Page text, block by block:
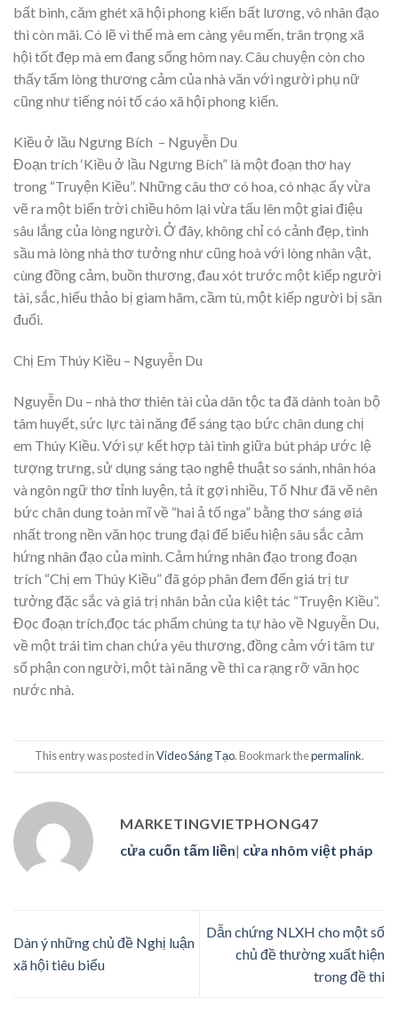
bất bình, căm ghét xã hội phong kiến bất lương, vô nhân đạo
thì còn mãi. Có lẽ vì thế mà em càng yêu mến, trân trọng xã
hội tốt đẹp mà em đang sống hôm nay. Câu chuyện còn cho
thấy tấm lòng thương cảm của nhà văn với người phụ nữ
cũng như tiếng nói tố cáo xã hội phong kiến.
Kiều ở lầu Ngưng Bích – Nguyễn Du
Đoạn trích ‘Kiều ở lầu Ngưng Bích” là một đoạn thơ hay
trong “Truyện Kiều”. Những câu thơ có hoa, có nhạc ấy vừa
vẽ ra một biển trời chiều hôm lại vừa tấu lên một giai điệu
sâu lắng của lòng người. Ở đây, không chỉ có cảnh đẹp, tình
sầu mà lòng nhà thơ tưởng như cũng hoà với lòng nhân vật,
cùng đồng cảm, buồn thương, đau xót trước một kiếp người
tài, sắc, hiếu thảo bị giam hãm, cầm tù, một kiếp người bị săn
đuổi.
Chị Em Thúy Kiều – Nguyễn Du
Nguyễn Du – nhà thơ thiên tài của dân tộc ta đã dành toàn bộ
tâm huyết, sức lực tài năng để sáng tạo bức chân dung chị
em Thúy Kiều. Với sự kết hợp tài tình giữa bút pháp ước lệ
tượng trưng, sử dụng sáng tạo nghệ thuật so sánh, nhân hóa
và ngôn ngữ thơ tỉnh luyện, tả ít gợi nhiều, Tố Như đã vẽ nên
bức chân dung toàn mĩ về “hai ả tố nga” bằng thơ sáng øiá
nhất trong nền văn học trung đại để biểu hiện sâu sắc cảm
hứng nhân đạo của mình. Cảm hứng nhân đạo trong đoạn
trích “Chị em Thúy Kiều” đã góp phân đem đến giá trị tư
tưởng đặc sắc và giá trị nhân bản của kiệt tác “Truyện Kiều”.
Đọc đoạn trích,đọc tác phẩm chúng ta tự hào về Nguyễn Du,
về một trái tim chan chứa yêu thương, đồng cảm với tâm tư
số phận con người, một tài năng về thi ca rạng rỡ văn học
nước nhà.
This entry was posted inVideo Sáng Tạo. Bookmark thepermalink.
MARKETINGVIETPHONG47
cửa cuốn tấm liền| cửa nhôm việt pháp
Dàn ý những chủ đề Nghị luận
xã hội tiêu biểu
Dẫn chứng NLXH cho một số
chủ đề thường xuất hiện
trong đề thi